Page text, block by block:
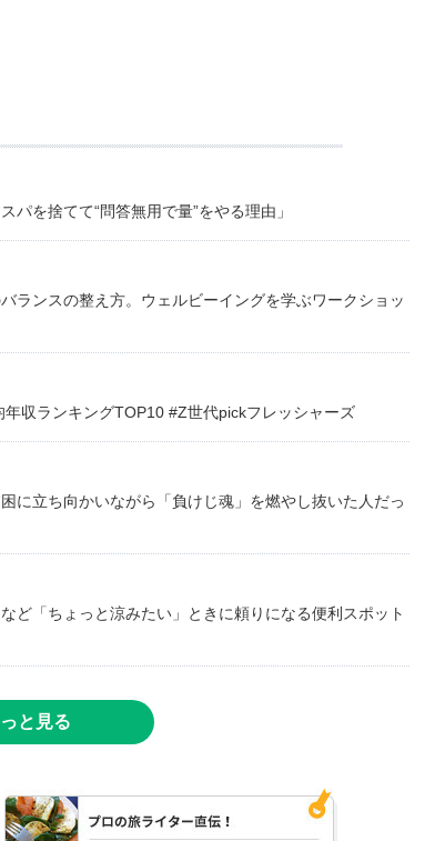
を捨てて“問答無用で量”をやる理由」
ランスの整え方。ウェルビーイングを学ぶワークショッ
収ランキングTOP10 #Z世代pickフレッシャーズ
に立ち向かいながら「負けじ魂」を燃やし抜いた人だっ
ど「ちょっと涼みたい」ときに頼りになる便利スポット
と見る